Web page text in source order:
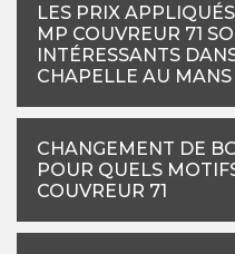
LES PRIX
MP COUVREUR 71
INTÉRESSANTS
CHAPELLE AU MANS
CHANGEMENT DE
POUR QUELS
COUVREUR 71